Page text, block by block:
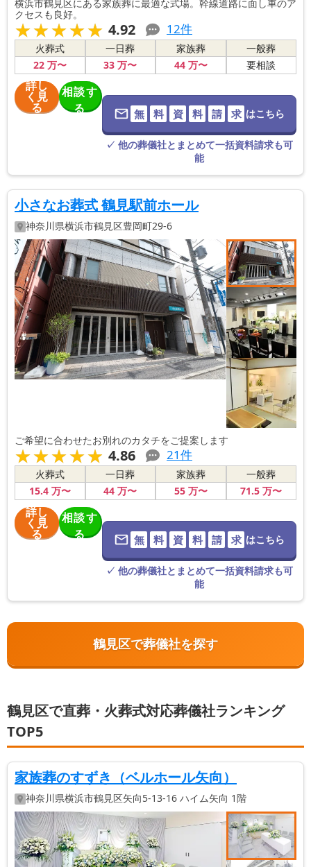
横浜市鶴見区にある家族葬に最適な式場。幹線道路に面し車のア
クセスも良好。
★★★★★
★★★★★ 4.92 12件
火葬式
22万〜
一日葬
33 万〜
家族葬
44万〜
一般葬
要相談
詳し
く見
る
相談す
る
無 料 資 料 請 求 はこちら
✓ 他の葬儀社とまとめて一括資料請求も可
能
小さなお葬式 鶴見駅前ホール
神奈川県横浜市鶴見区豊岡町29-6
ご希望に合わせたお別れのカタチをご提案します
★★★★★
★★★★★ 4.86 21件
火葬式
15.4万〜
一日葬
44 万〜
家族葬
55万〜
一般葬
71.5 万〜
詳し
く見
る
相談す
る
無 料 資 料 請 求 はこちら
✓ 他の葬儀社とまとめて一括資料請求も可
能
鶴見区で葬儀社を探す
鶴見区で直葬・火葬式対応葬儀社ランキング
TOP5
家族葬のすずき（ベルホール矢向）
神奈川県横浜市鶴見区矢向5-13-16 ハイム矢向 1階